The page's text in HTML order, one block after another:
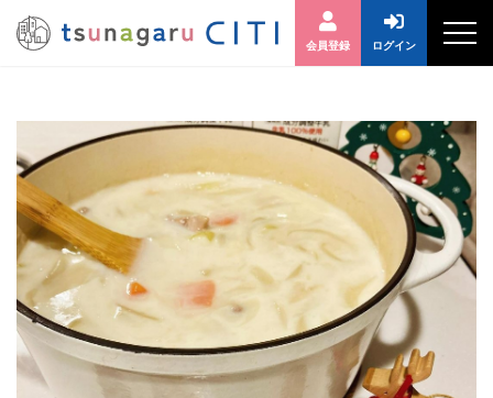
会員登録 ログイン